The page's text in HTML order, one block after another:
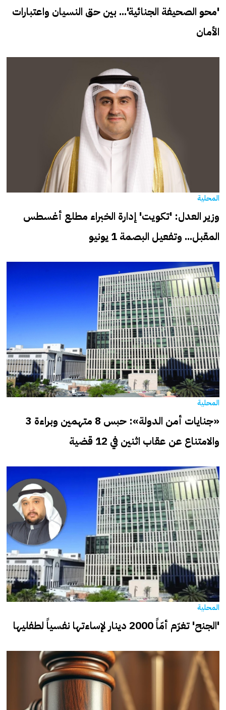
'محو الصحيفة الجنائية'... بين حق النسيان واعتبارات
الأمان
المحلية
وزير العدل: 'تكويت' إدارة الخبراء مطلع أغسطس
المقبل... وتفعيل البصمة 1 يونيو
المحلية
«جنايات أمن الدولة»: حبس 8 متهمين وبراءة 3
والامتناع عن عقاب اثنين في 12 قضية
المحلية
'الجنح' تغرّم أمّاً 2000 دينار لإساءتها نفسياً لطفليها